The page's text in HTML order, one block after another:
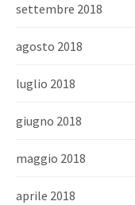
settembre 2018
agosto 2018
luglio 2018
giugno 2018
maggio 2018
aprile 2018